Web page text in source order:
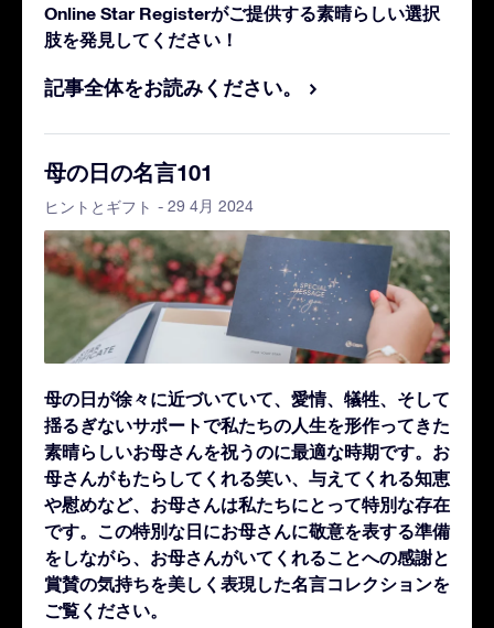
Online Star Registerがご提供する素晴らしい選択
肢を発見してください！
記事全体をお読みください。
母の日の名言101
ヒントとギフト - 29 4月 2024
母の日が徐々に近づいていて、愛情、犠牲、そして
揺るぎないサポートで私たちの人生を形作ってきた
素晴らしいお母さんを祝うのに最適な時期です。お
母さんがもたらしてくれる笑い、与えてくれる知恵
や慰めなど、お母さんは私たちにとって特別な存在
です。 この特別な日にお母さんに敬意を表する準備
をしながら、お母さんがいてくれることへの感謝と
賞賛の気持ちを美しく表現した名言コレクションを
ご覧ください。